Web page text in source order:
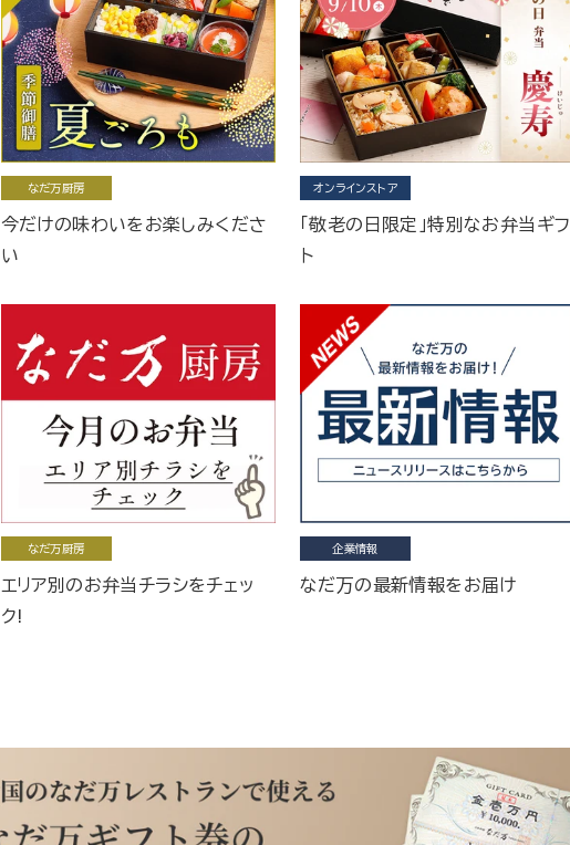
なだ万厨房
今だけの味わいをお楽しみくださ
い
オンラインストア
「敬老の日限定」特別なお弁当ギフ
ト
なだ万厨房
エリア別のお弁当チラシをチェッ
ク!
企業情報
なだ万の最新情報をお届け